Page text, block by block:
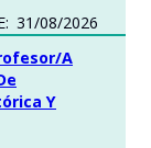
31/08/2026
a
Y